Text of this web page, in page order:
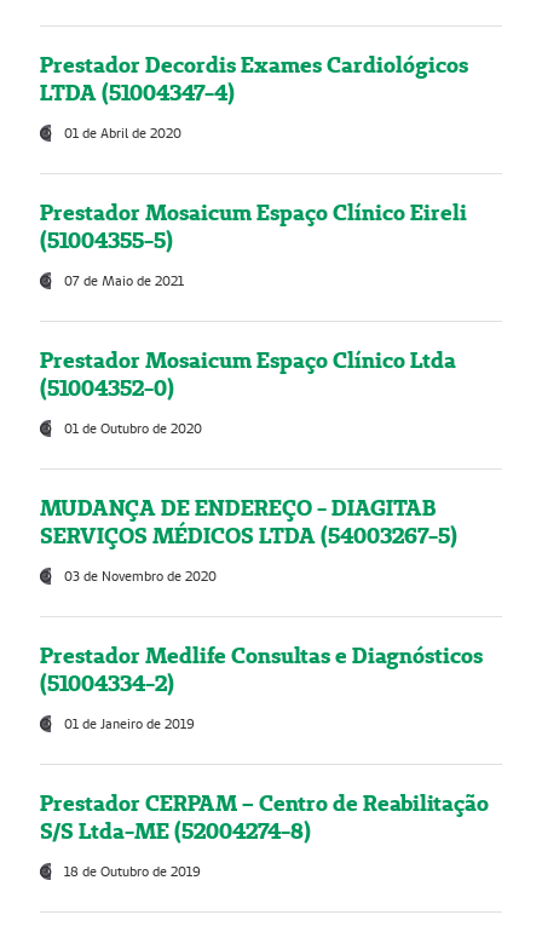
Prestador Decordis Exames Cardiológicos
LTDA (51004347-4)
01 de Abril de 2020
Prestador Mosaicum Espaço Clínico Eireli
(51004355-5)
07 de Maio de 2021
Prestador Mosaicum Espaço Clínico Ltda
(51004352-0)
01 de Outubro de 2020
MUDANÇA DE ENDEREÇO - DIAGITAB
SERVIÇOS MÉDICOS LTDA (54003267-5)
03 de Novembro de 2020
Prestador Medlife Consultas e Diagnósticos
(51004334-2)
01 de Janeiro de 2019
Prestador CERPAM – Centro de Reabilitação
S/S Ltda-ME (52004274-8)
18 de Outubro de 2019